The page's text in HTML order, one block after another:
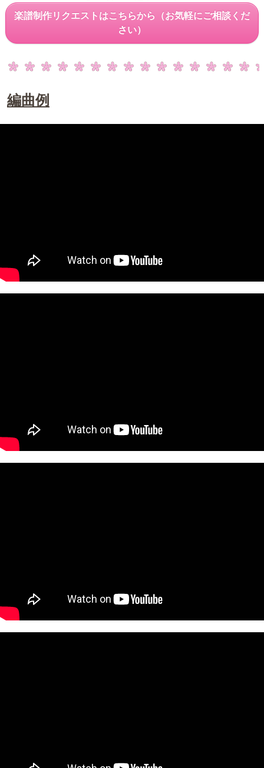
楽譜制作リクエストはこちらから（お気軽にご相談くだ
さい）
編曲例